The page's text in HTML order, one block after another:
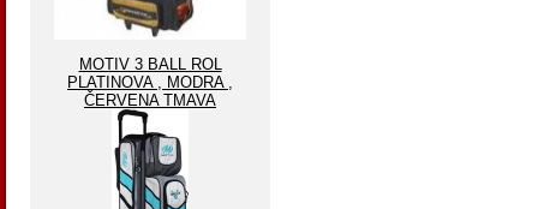
MOTIV 3 BALL ROL
PLATINOVA , MODRA ,
ČERVENA TMAVA